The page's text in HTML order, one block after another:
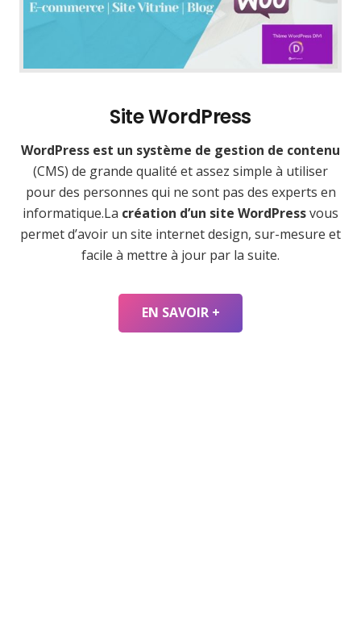
Site WordPress
WordPress est un système de gestion de contenu
(CMS) de grande qualité et assez simple à utiliser
pour des personnes qui ne sont pas des experts en
informatique.La création d’un site WordPressvous
permet d’avoir un site internet design, sur-mesure et
facile à mettre à jour par la suite.
EN SAVOIR +